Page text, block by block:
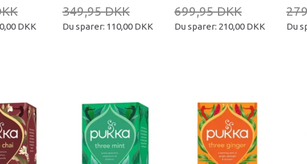
DKK
349,95 DKK
Du sparer: 110,00 DKK
699,95 DKK
Du sparer: 210,00 DKK Du